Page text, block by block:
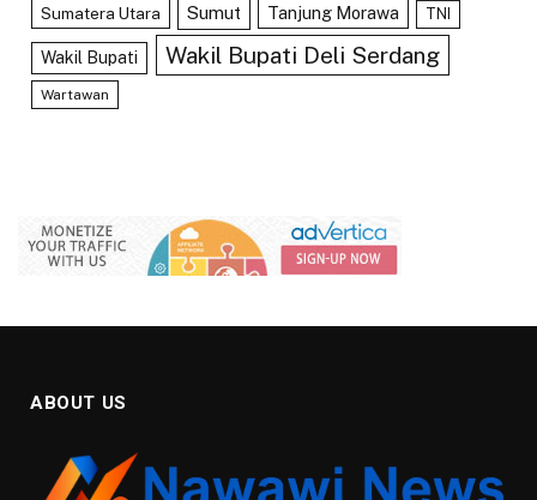
Sumatera Utara Sumut Tanjung Morawa TNI
Wakil Bupati Wakil Bupati Deli Serdang
Wartawan
ABOUT US